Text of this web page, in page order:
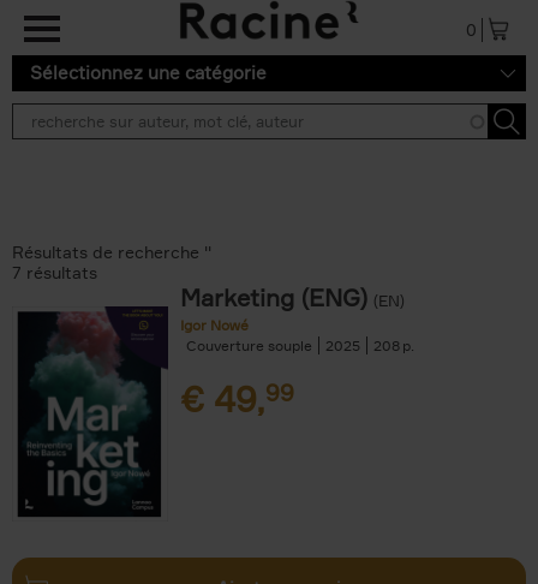
Aller au contenu principal
0
Sélectionnez une catégorie
Résultats de recherche ''
7 résultats
Marketing (ENG) (EN)
Igor Nowé
Couverture souple
2025 208
€ 49,99